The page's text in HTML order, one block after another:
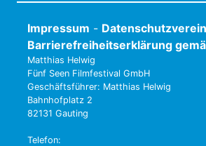
Impressum -
Barrierefreiheitserklärung
Matthias Helwig
Fünf Seen Filmfestival GmbH
Geschäftsführer: Matthias Helwig
Bahnhofplatz 2
82131 Gauting
Telefon: